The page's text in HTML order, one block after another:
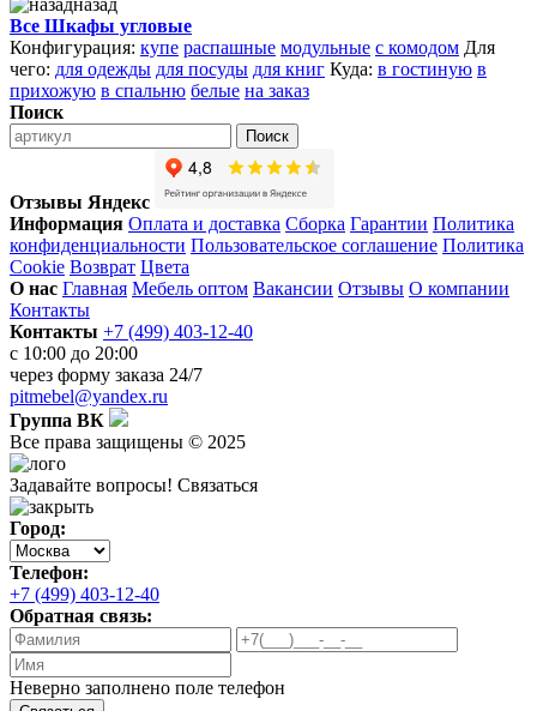
назад
Все Шкафы угловые
Конфигурация: купе распашные модульные с комодом Для
чего: для одежды для посуды для книг Куда: в гостиную в
прихожую в спальню белые на заказ
Поиск
Поиск
Отзывы Яндекс
Информация Оплата и доставка Сборка Гарантии Политика
конфиденциальности Пользовательское соглашение Политика
Cookie Возврат Цвета
О нас Главная Мебель оптом Вакансии Отзывы О компании
Контакты
Контакты +7 (499) 403-12-40
с 10:00 до 20:00
через форму заказа 24/7
pitmebel@yandex.ru
Группа ВК
Все права защищены © 2025
Задавайте вопросы! Связаться
Город:
Телефон:
+7 (499) 403-12-40
Обратная связь:
Неверно заполнено поле телефон